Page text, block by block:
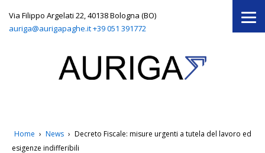
Via Filippo Argelati 22, 40138 Bologna (BO)
auriga@aurigapaghe.it+39 051 391772
Home › News › Decreto Fiscale: misure urgenti a tutela del lavoro ed
esigenze indifferibili